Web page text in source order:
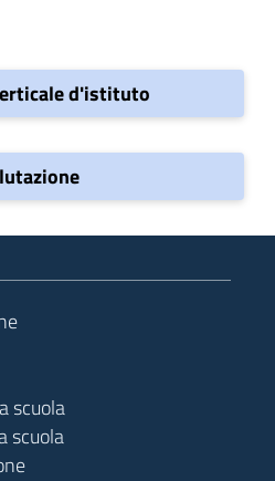
d'istituto
scuola
scuola